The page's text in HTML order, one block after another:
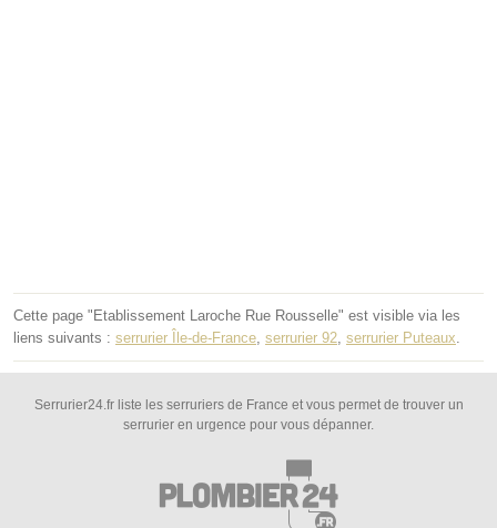
Cette page "Etablissement Laroche Rue Rousselle" est visible via les
liens suivants : serrurier Île-de-France, serrurier 92, serrurier Puteaux.
Serrurier24.fr liste les serruriers de France et vous permet de trouver un
serrurier en urgence pour vous dépanner.